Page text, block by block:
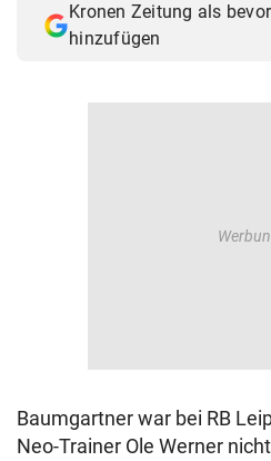
Kronen Zeitung als
hinzufügen
Baumgartner war bei RB
Neo-Trainer Ole Werner